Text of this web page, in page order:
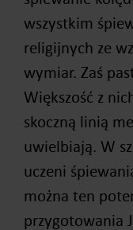
wszystkim
religijnych ze
wymiar. Zaś
Większość z
skoczną linią
uwielbiają. W
uczeni
można ten
przygotowania